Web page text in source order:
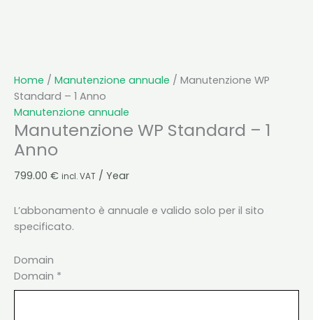
Home / Manutenzione annuale / Manutenzione WP
Standard – 1 Anno
Manutenzione annuale
Manutenzione WP Standard – 1
Anno
799.00 € incl. VAT / Year
L’abbonamento è annuale e valido solo per il sito
specificato.
Domain
Domain *